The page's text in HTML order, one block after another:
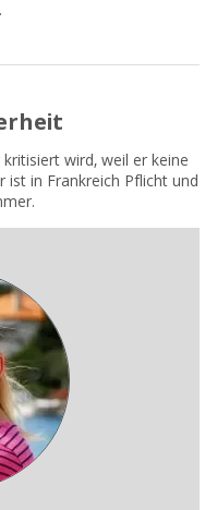
kritisiert wird, weil er keine
ist in Frankreich Pflicht und